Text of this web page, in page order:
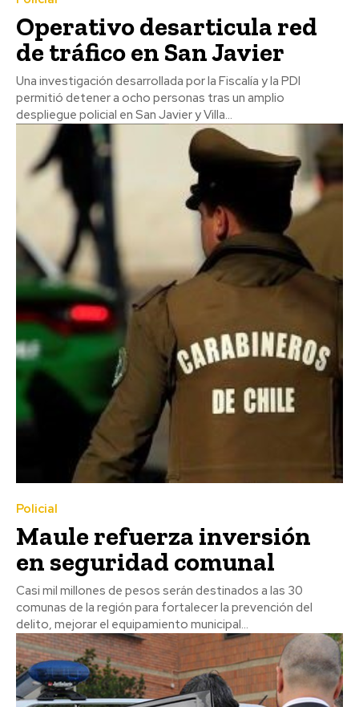
Operativo desarticula red
de tráfico en San Javier
Una investigación desarrollada por la Fiscalía y la PDI
permitió detener a ocho personas tras un amplio
despliegue policial en San Javier y Villa...
Policial
Maule refuerza inversión
en seguridad comunal
Casi mil millones de pesos serán destinados a las 30
comunas de la región para fortalecer la prevención del
delito, mejorar el equipamiento municipal...